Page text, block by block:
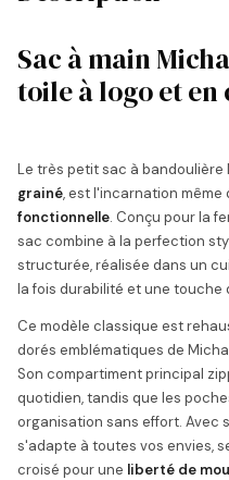
Sac à main
toile à logo et en
Le très petit sac à bandoulière
grainé, est l'incarnation même
fonctionnelle. Conçu pour la
sac combine à la perfection
structurée, réalisée dans un
la fois durabilité et une
Ce modèle classique est
dorés emblématiques de
Son compartiment principal
quotidien, tandis que les
organisation sans effort. Avec
s'adapte à toutes vos envies,
croisé pour une liberté de